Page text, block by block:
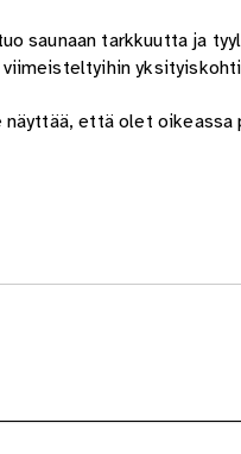
saunaan tarkkuutta ja
viimeisteltyihin
että olet oikeassa